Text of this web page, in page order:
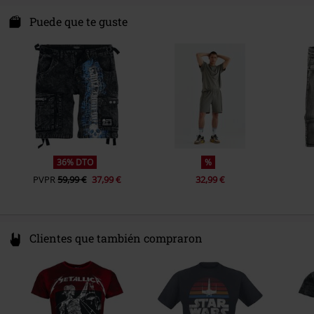
Sub marca
Color
Darmer Esch 70 a
Germany
www.emp.de
Puede que te guste
36% DTO
PVPR59,99 € 37,99 €
%
32,99 €
Clientes que también compraron